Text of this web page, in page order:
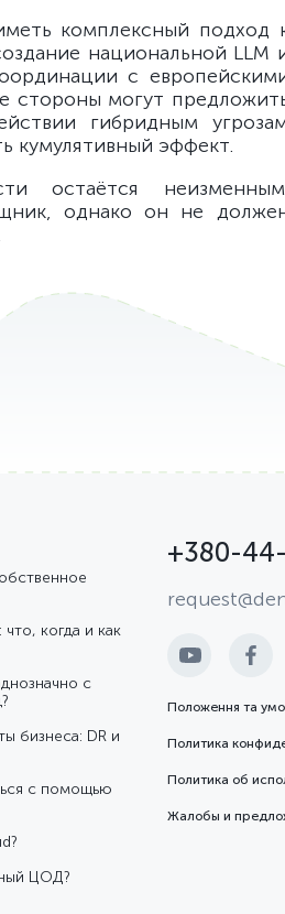
комплексный подход
национальной LLM
с
стороны могут
гибридным
кумулятивный эффект.
остаётся
однако он не
когда и как
с
бизнеса: DR и
с помощью
ЦОД?
+380-
Положення та
Политика
Политика об
Жалобы и